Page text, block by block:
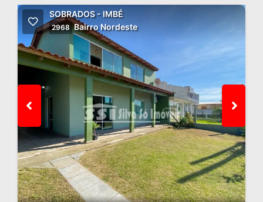
SOBRADOS - IMBÉ
2968 Bairro Nordeste